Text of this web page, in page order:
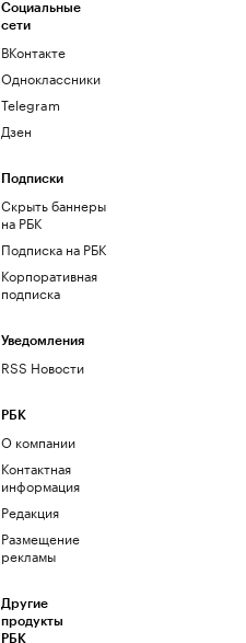
Социальные
сети
ВКонтакте
Одноклассники
Telegram
Дзен
Подписки
Скрыть баннеры
на РБК
Подписка на РБК
Корпоративная
подписка
Уведомления
RSS Новости
РБК
О компании
Контактная
информация
Редакция
Размещение
рекламы
Другие
продукты
РБК